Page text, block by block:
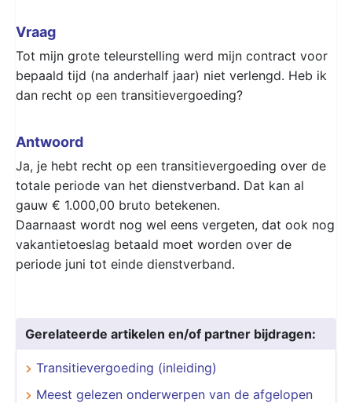
Vraag
Tot mijn grote teleurstelling werd mijn contract voor
bepaald tijd (na anderhalf jaar) niet verlengd. Heb ik
dan recht op een transitievergoeding?
Antwoord
Ja, je hebt recht op een transitievergoeding over de
totale periode van het dienstverband. Dat kan al
gauw € 1.000,00 bruto betekenen.
Daarnaast wordt nog wel eens vergeten, dat ook nog
vakantietoeslag betaald moet worden over de
periode juni tot einde dienstverband.
Gerelateerde artikelen en/of partner bijdragen:
Transitievergoeding (inleiding)
Meest gelezen onderwerpen van de afgelopen